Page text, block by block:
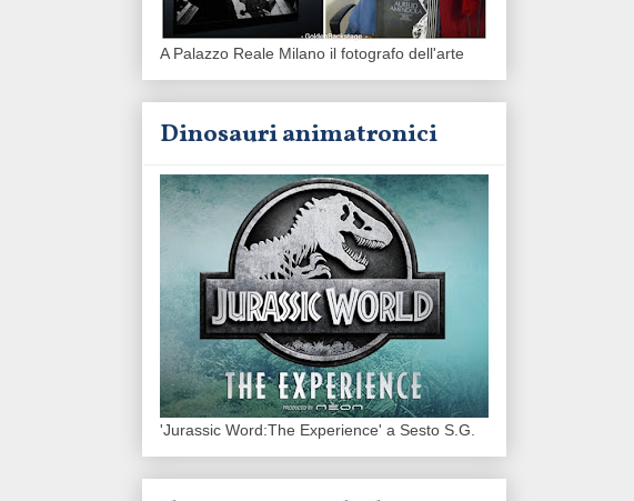
A Palazzo Reale Milano il fotografo dell'arte
Dinosauri animatronici
'Jurassic Word:The Experience' a Sesto S.G.